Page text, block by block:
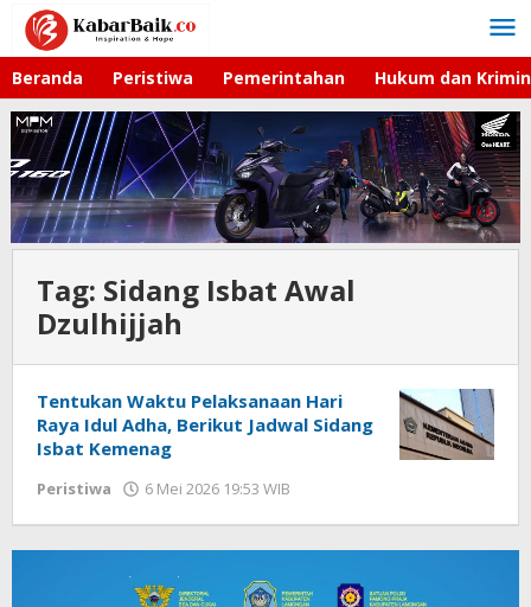
Lewati
konten
Beranda Peristiwa Pemerintahan Hukum dan
Tag: Sidang Isbat Awal
Dzulhijjah
Tentukan Waktu Pelaksanaan Hari
Raya Idul Adha, Berikut Jadwal Sidang
Isbat Kemenag
Peristiwa 6 Mei 2026 19:53 WIB